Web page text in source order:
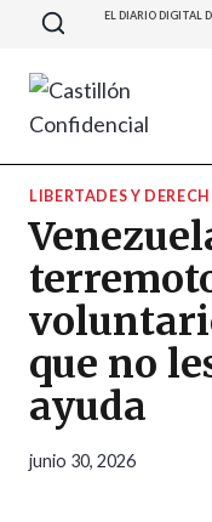
Saltar
contenido
EL DIARIO DIGITAL
LIBERTADES Y
que no
ayuda
junio 30, 2026